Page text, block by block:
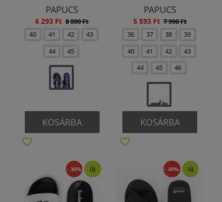
PAPUCS
6 293 Ft 8 990 Ft
40
41 42
43
44
45
KOSÁRBA
PAPUCS
5 593 Ft 7 990 Ft
36
37 38
39
40
41 42
43
44
45 46
KOSÁRBA
- 30% ÚJ - 40% ÚJ